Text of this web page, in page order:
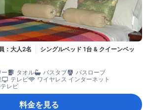
：大人2名
シングルベッド 1台 & クイーンベッ
ー タオル バスタブ
バスローブ
テレビ
ワイヤレス インターネット
レビ
料金を見る